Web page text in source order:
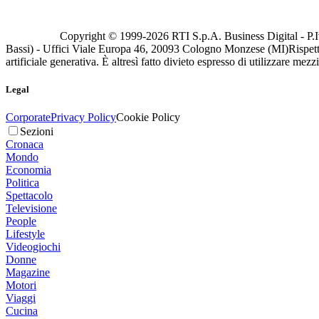
Copyright © 1999-2026 RTI S.p.A. Business Digital -
Bassi) - Uffici Viale Europa 46, 20093 Cologno Monzese (MI)
artificiale generativa. È altresì fatto divieto espresso di utilizzare
Legal
CorporatePrivacy PolicyCookie Policy
Sezioni
Cronaca
Mondo
Economia
Politica
Spettacolo
Televisione
People
Lifestyle
Videogiochi
Donne
Magazine
Motori
Viaggi
Cucina